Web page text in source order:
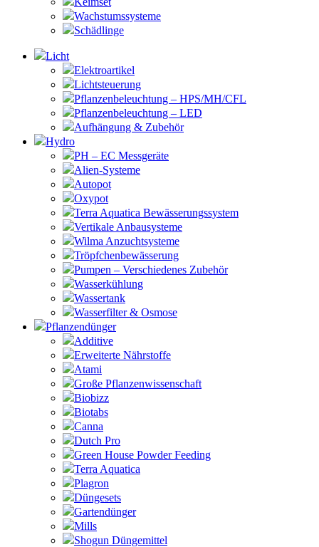
Wachstumssysteme
Schädlinge
Licht
Elektroartikel
Lichtsteuerung
Pflanzenbeleuchtung – HPS/MH/CFL
Pflanzenbeleuchtung – LED
Aufhängung & Zubehör
Hydro
PH – EC Messgeräte
Alien-Systeme
Autopot
Oxypot
Terra Aquatica Bewässerungssystem
Vertikale Anbausysteme
Wilma Anzuchtsysteme
Tröpfchenbewässerung
Pumpen – Verschiedenes Zubehör
Wasserkühlung
Wassertank
Wasserfilter & Osmose
Pflanzendünger
Additive
Erweiterte Nährstoffe
Atami
Große Pflanzenwissenschaft
Biobizz
Biotabs
Canna
Dutch Pro
Green House Powder Feeding
Terra Aquatica
Plagron
Düngesets
Gartendünger
Mills
Shogun Düngemittel